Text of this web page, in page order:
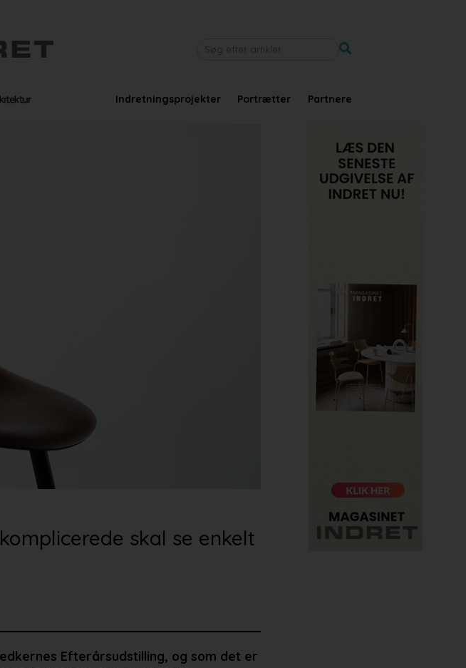
Indretningsprojekter Portrætter Partnere
skal se enkelt
Efterårsudstilling, og som det er